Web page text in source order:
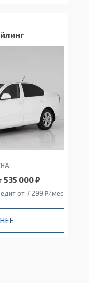
535 000 ₽
от 7 299 ₽/мес